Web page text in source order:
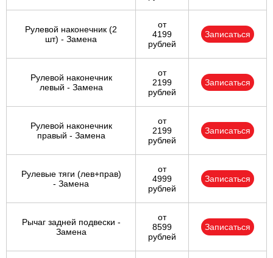
Рулевой наконечник (2
шт) - Замена
от
4199
рублей
Записаться
Рулевой наконечник
левый - Замена
от
2199
рублей
Записаться
Рулевой наконечник
правый - Замена
от
2199
рублей
Записаться
Рулевые тяги (лев+прав)
- Замена
от
4999
рублей
Записаться
Рычаг задней подвески -
Замена
от
8599
рублей
Записаться